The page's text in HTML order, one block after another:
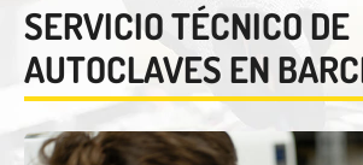
SERVICIO TÉCNICO DE
AUTOCLAVES EN